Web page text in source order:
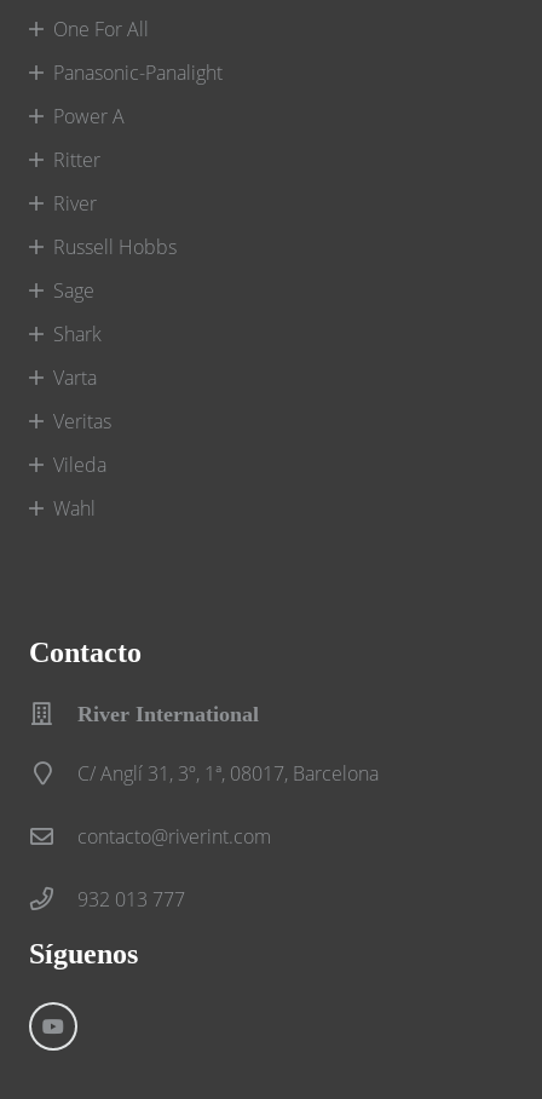
One For All
Panasonic-Panalight
Power A
Ritter
River
Russell Hobbs
Sage
Shark
Varta
Veritas
Vileda
Wahl
Contacto
River International
C/ Anglí 31, 3º, 1ª, 08017, Barcelona
contacto@riverint.com
932 013 777
Síguenos